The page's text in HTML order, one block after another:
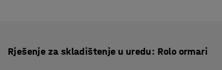
Rješenje za skladištenje u uredu: Rolo ormari